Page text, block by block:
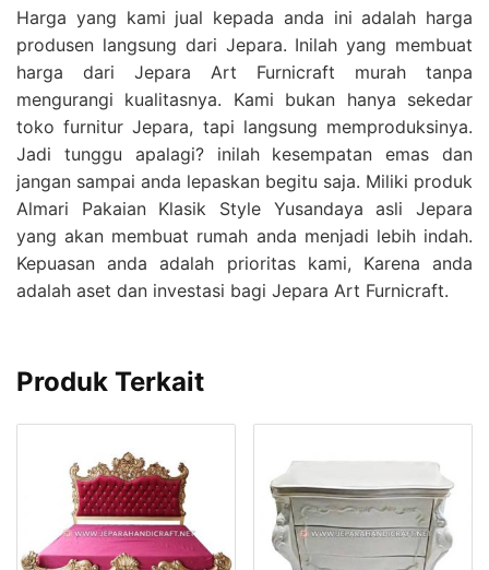
Harga yang kami jual kepada anda ini adalah harga
produsen langsung dari Jepara. Inilah yang membuat
harga dari Jepara Art Furnicraft murah tanpa
mengurangi kualitasnya. Kami bukan hanya sekedar
toko furnitur Jepara, tapi langsung memproduksinya.
Jadi tunggu apalagi? inilah kesempatan emas dan
jangan sampai anda lepaskan begitu saja. Miliki produk
Almari Pakaian Klasik Style Yusandaya asli Jepara
yang akan membuat rumah anda menjadi lebih indah.
Kepuasan anda adalah prioritas kami, Karena anda
adalah aset dan investasi bagi Jepara Art Furnicraft.
Produk Terkait